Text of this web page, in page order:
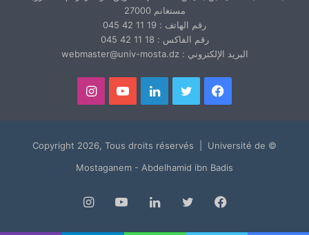
مستغانم 27000
رقم الهاتف : 19 11 42 045
رقم الفاكس : 18 11 42 045
البريد الإلكتروني : webmaster@univ-mosta.dz
فيسبوك تويتر لينكدإنيوتيوبانستقرام
© Copyright 2026, Tous droits réservés | Université de
Mostaganem - Abdelhamid ibn Badis
فيسبوك تويتر لينكدإنيوتيوبانستقرام